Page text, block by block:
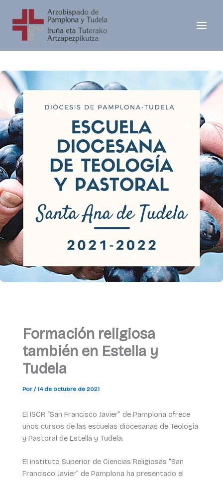
contenido
Formación religiosa
también en Estella y
Tudela
Por /14 de octubre de 2021
El ISCR “San Francisco Javier” de Pamplona ofrece
unos cursos de las escuelas diocesanas de Teología
y Pastoral de Estella y Tudela.
El instituto Superior de Ciencias Religiosas “San
Francisco Javier” de Pamplona ha presentado el